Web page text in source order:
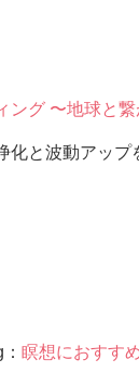
ング 〜地球と繋
化と波動アップ
瞑想におすす